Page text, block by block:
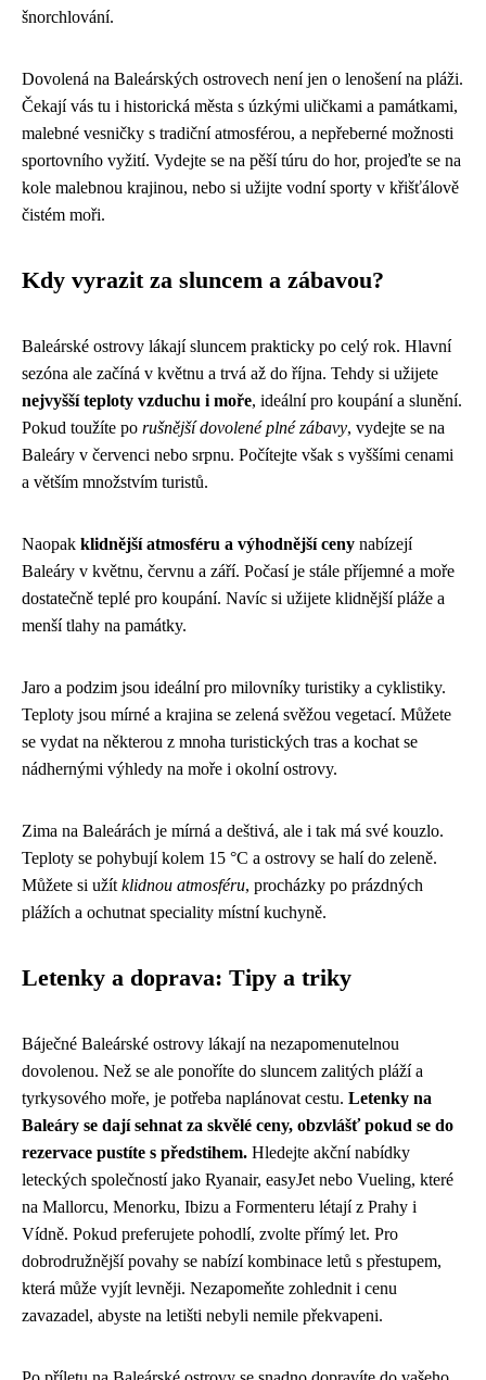
šnorchlování.
Dovolená na Baleárských ostrovech není jen o lenošení na pláži.
Čekají vás tu i historická města s úzkými uličkami a památkami,
malebné vesničky s tradiční atmosférou, a nepřeberné možnosti
sportovního vyžití. Vydejte se na pěší túru do hor, projeďte se na
kole malebnou krajinou, nebo si užijte vodní sporty v křišťálově
čistém moři.
Kdy vyrazit za sluncem a zábavou?
Baleárské ostrovy lákají sluncem prakticky po celý rok. Hlavní
sezóna ale začíná v květnu a trvá až do října. Tehdy si užijete
nejvyšší teploty vzduchu i moře, ideální pro koupání a slunění.
Pokud toužíte po rušnější dovolené plné zábavy, vydejte se na
Baleáry v červenci nebo srpnu. Počítejte však s vyššími cenami
a větším množstvím turistů.
Naopak klidnější atmosféru a výhodnější ceny nabízejí
Baleáry v květnu, červnu a září. Počasí je stále příjemné a moře
dostatečně teplé pro koupání. Navíc si užijete klidnější pláže a
menší tlahy na památky.
Jaro a podzim jsou ideální pro milovníky turistiky a cyklistiky.
Teploty jsou mírné a krajina se zelená svěžou vegetací. Můžete
se vydat na některou z mnoha turistických tras a kochat se
nádhernými výhledy na moře i okolní ostrovy.
Zima na Baleárách je mírná a deštivá, ale i tak má své kouzlo.
Teploty se pohybují kolem 15 °C a ostrovy se halí do zeleně.
Můžete si užít klidnou atmosféru, procházky po prázdných
plážích a ochutnat speciality místní kuchyně.
Letenky a doprava: Tipy a triky
Báječné Baleárské ostrovy lákají na nezapomenutelnou
dovolenou. Než se ale ponoříte do sluncem zalitých pláží a
tyrkysového moře, je potřeba naplánovat cestu. Letenky na
Baleáry se dají sehnat za skvělé ceny, obzvlášť pokud se do
rezervace pustíte s předstihem. Hledejte akční nabídky
leteckých společností jako Ryanair, easyJet nebo Vueling, které
na Mallorcu, Menorku, Ibizu a Formenteru létají z Prahy i
Vídně. Pokud preferujete pohodlí, zvolte přímý let. Pro
dobrodružnější povahy se nabízí kombinace letů s přestupem,
která může vyjít levněji. Nezapomeňte zohlednit i cenu
zavazadel, abyste na letišti nebyli nemile překvapeni.